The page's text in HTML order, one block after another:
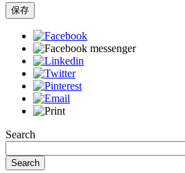
保存
Search
Search